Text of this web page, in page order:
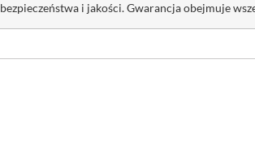
bezpieczeństwa i jakości. Gwarancja obejmuje